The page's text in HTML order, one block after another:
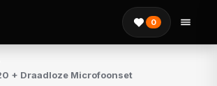
0
+ Draadloze Microfoonset